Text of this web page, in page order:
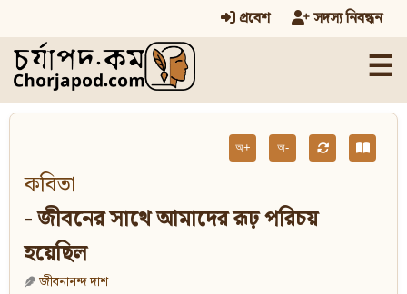
প্রবেশ সদস্য নিবন্ধন
☰
অ+ অ-
কবিতা
- জীবনের সাথে আমাদের রূঢ় পরিচয়
হয়েছিল
জীবনানন্দ দাশ